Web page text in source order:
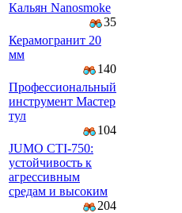
Кальян Nanosmoke
35
Керамогранит 20
мм
140
Профессиональный
инструмент Мастер
тул
104
JUMO CTI-750:
устойчивость к
агрессивным
средам и высоким
204